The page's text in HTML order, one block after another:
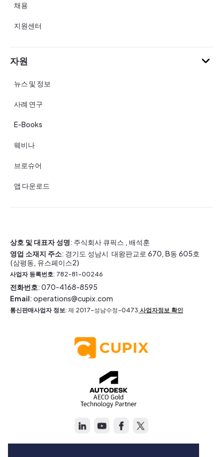
채용
지원센터
자원
뉴스 및 정보
사례 연구
E-Books
웨비나
브로슈어
앱 다운로드
상호 및 대표자 성명: 주식회사 큐픽스 , 배석훈
영업 소재지 주소: 경기도 성남시 대왕판교로 670, B동 605호
(삼평동, 유스페이스2)
사업자 등록번호: 782-81-00246
전화번호: 070-4168-8595
Email: operations@cupix.com
통신판매사업자 정보: 제 2017-성남수정-0473 사업자정보 확인